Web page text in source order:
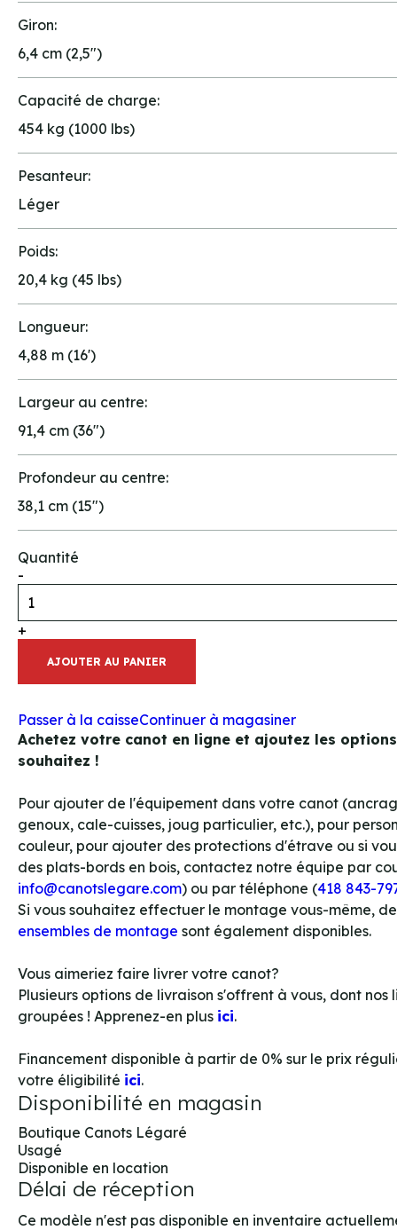
Giron:
6,4 cm (2,5")
Capacité de charge:
454 kg (1000 lbs)
Pesanteur:
Léger
Poids:
20,4 kg (45 lbs)
Longueur:
4,88 m (16')
Largeur au centre:
91,4 cm (36")
Profondeur au centre:
38,1 cm (15")
Quantité
-
+
AJOUTER AU PANIER
Passer à la caisseContinuer à magasiner
Achetez votre canot en ligne et ajoutez les
souhaitez !
Pour ajouter de l'équipement dans votre canot
genoux, cale-cuisses, joug particulier, etc.), pour
couleur, pour ajouter des protections d'étrave ou si
des plats-bords en bois, contactez notre équipe par
info@canotslegare.com) ou par téléphone (418 843-
Si vous souhaitez effectuer le montage vous-même,
ensembles de montage sont également disponibles.
Vous aimeriez faire livrer votre canot?
Plusieurs options de livraison s'offrent à vous, dont nos
groupées ! Apprenez-en plus ici.
Financement disponible à partir de 0% sur le prix
votre éligibilité ici.
Disponibilité en magasin
Boutique Canots Légaré
Usagé
Disponible en location
Délai de réception
Ce modèle n'est pas disponible en inventaire